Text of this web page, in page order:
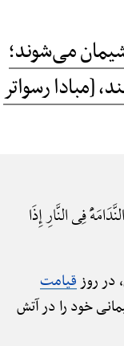
می‌شوند؛
[مبادا رسواتر
فِی النَّارِ إِذَا
در روزقیامت
خود را در آتش